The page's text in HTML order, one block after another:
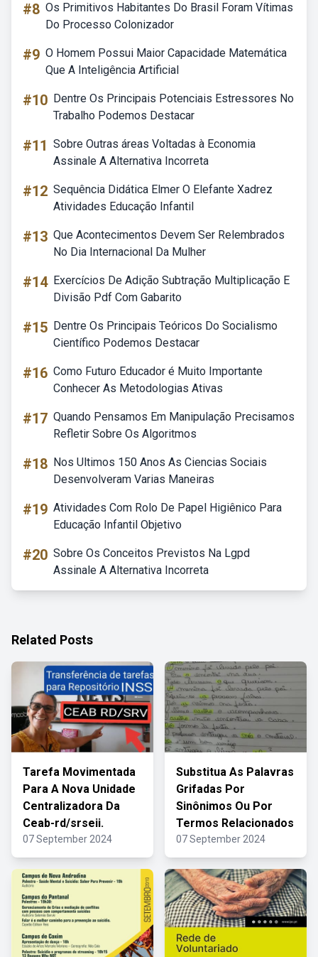
#8 Os Primitivos Habitantes Do Brasil Foram Vítimas
Do Processo Colonizador
#9 O Homem Possui Maior Capacidade Matemática
Que A Inteligência Artificial
#10 Dentre Os Principais Potenciais Estressores No
Trabalho Podemos Destacar
#11 Sobre Outras áreas Voltadas à Economia
Assinale A Alternativa Incorreta
#12 Sequência Didática Elmer O Elefante Xadrez
Atividades Educação Infantil
#13 Que Acontecimentos Devem Ser Relembrados
No Dia Internacional Da Mulher
#14 Exercícios De Adição Subtração Multiplicação E
Divisão Pdf Com Gabarito
#15 Dentre Os Principais Teóricos Do Socialismo
Científico Podemos Destacar
#16 Como Futuro Educador é Muito Importante
Conhecer As Metodologias Ativas
#17 Quando Pensamos Em Manipulação Precisamos
Refletir Sobre Os Algoritmos
#18 Nos Ultimos 150 Anos As Ciencias Sociais
Desenvolveram Varias Maneiras
#19 Atividades Com Rolo De Papel Higiênico Para
Educação Infantil Objetivo
#20 Sobre Os Conceitos Previstos Na Lgpd
Assinale A Alternativa Incorreta
Related Posts
Tarefa Movimentada
Para A Nova Unidade
Centralizadora Da
Ceab-rd/srseii.
07 September 2024
Substitua As Palavras
Grifadas Por
Sinônimos Ou Por
Termos Relacionados
07 September 2024